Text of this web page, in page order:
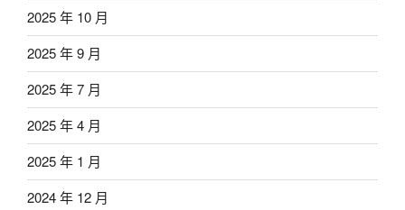
2025 年 10 月
2025 年 9 月
2025 年 7 月
2025 年 4 月
2025 年 1 月
2024 年 12 月